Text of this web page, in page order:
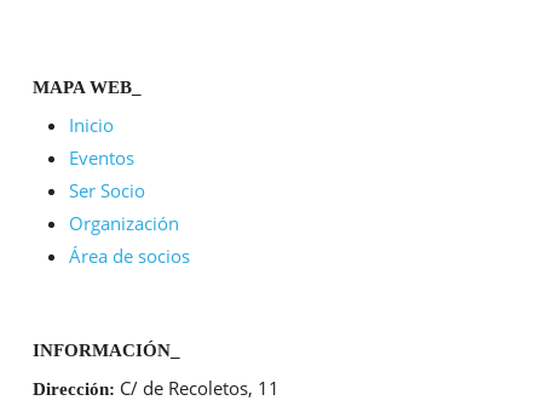
MAPA WEB_
Inicio
Eventos
Ser Socio
Organización
Área de socios
INFORMACIÓN_
Dirección: C/ de Recoletos, 11